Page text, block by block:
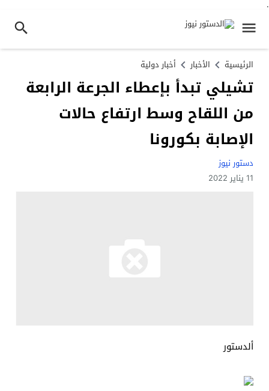
.
الرئيسية الأخبار أخبار دولية
تشيلي تبدأ بإعطاء الجرعة الرابعة
من اللقاح وسط ارتفاع حالات
الإصابة بكورونا
دستور نيوز
11 يناير 2022
ألدستور